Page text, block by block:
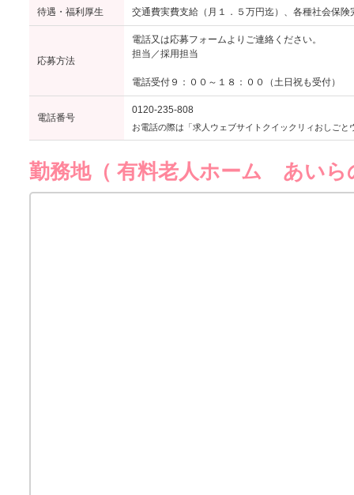
待遇・福利厚生 交通費実費支給（月１．５万円迄）、各種社会保険
応募方法
電話又は応募フォームよりご連絡ください。
担当／採用担当
電話受付９：００～１８：００（土日祝も受付）
電話番号
0120-235-808
お電話の際は「求人ウェブサイトクイックリィおしご
勤務地（ 有料老人ホーム あいら